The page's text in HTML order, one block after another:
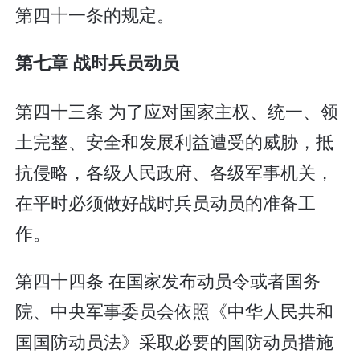
第四十一条的规定。
第七章 战时兵员动员
第四十三条 为了应对国家主权、统一、领
土完整、安全和发展利益遭受的威胁，抵
抗侵略，各级人民政府、各级军事机关，
在平时必须做好战时兵员动员的准备工
作。
第四十四条 在国家发布动员令或者国务
院、中央军事委员会依照《中华人民共和
国国防动员法》采取必要的国防动员措施